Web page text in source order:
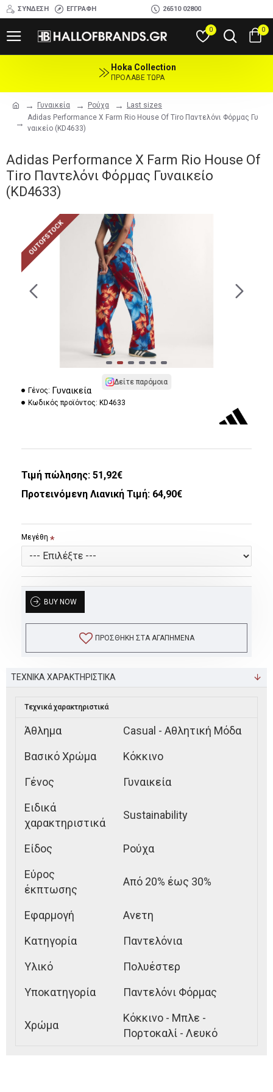
ΣΎΝΔΕΣΗ ΕΓΓΡΑΦΉ 26510 02800
0 0
Γυναικεία Ρούχα
Last sizes
Adidas Performance X Farm Rio House Of Tiro Παντελόνι Φόρμας Γυ
ναικείο (KD4633)
Hoka Collection
ΠΡΟΛΑΒΕ ΤΩΡΑ
Adidas Performance X Farm Rio House Of
Tiro Παντελόνι Φόρμας Γυναικείο
(KD4633)
OUTOFSTOCK
Δείτε παρόμοια
Γένος: Γυναικεία
Κωδικός προϊόντος: KD4633
Τιμή πώλησης: 51,92€
Προτεινόμενη Λιανική Τιμή: 64,90€
Μεγέθη
BUY NOW
ΠΡΟΣΘΉΚΗ ΣΤΑ ΑΓΑΠΗΜΈΝΑ
ΤΕΧΝΙΚΑ ΧΑΡΑΚΤΗΡΙΣΤΙΚΑ
Τεχνικά χαρακτηριστικά
Άθλημα
Casual - Αθλητική Μόδα
Βασικό Χρώμα
Κόκκινο
Γένος
Γυναικεία
Ειδικά
χαρακτηριστικά
Sustainability
Είδος
Ρούχα
Εύρος
έκπτωσης
Από 20% έως 30%
Εφαρμογή
Ανετη
Κατηγορία
Παντελόνια
Υλικό
Πολυέστερ
Υποκατηγορία
Παντελόνι Φόρμας
Χρώμα
Κόκκινο - Μπλε -
Πορτοκαλί - Λευκό